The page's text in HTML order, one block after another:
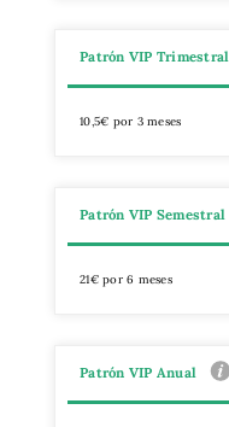
Patrón VIP Trimestral
10,5€ por 3 meses
Patrón VIP Semestral
21€ por 6 meses
Patrón VIP Anual